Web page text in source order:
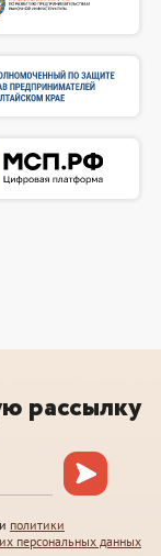
рассылку
политики
персональных данных